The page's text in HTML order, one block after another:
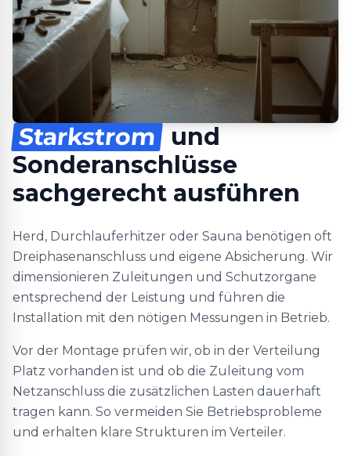
Starkstrom
und
Sonderanschlüsse
sachgerecht ausführen
Herd, Durchlauferhitzer oder Sauna benötigen oft
Dreiphasenanschluss und eigene Absicherung. Wir
dimensionieren Zuleitungen und Schutzorgane
entsprechend der Leistung und führen die
Installation mit den nötigen Messungen in Betrieb.
Vor der Montage prüfen wir, ob in der Verteilung
Platz vorhanden ist und ob die Zuleitung vom
Netzanschluss die zusätzlichen Lasten dauerhaft
tragen kann. So vermeiden Sie Betriebsprobleme
und erhalten klare Strukturen im Verteiler.